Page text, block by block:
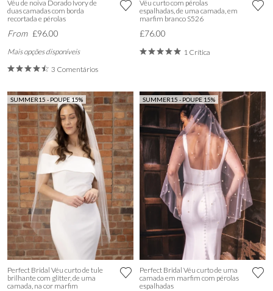
Véu de noiva Dorado Ivory de
duas camadas com borda
recortada e pérolas
From £96.00
Mais opções disponíveis
3 Comentários
Véu curto com pérolas
espalhadas, de uma camada, em
marfim branco S526
£76.00
1 Crítica
SUMMER15 - POUPE 15%
Perfect Bridal Véu curto de tule
brilhante com glitter, de uma
camada, na cor marfim
SUMMER15 - POUPE 15%
Perfect Bridal Véu curto de uma
camada em marfim com pérolas
espalhadas